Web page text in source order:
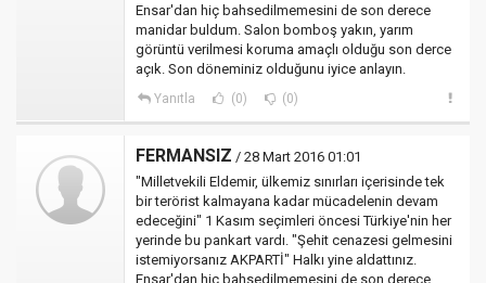
Ensar'dan hiç bahsedilmemesini de son derece
manidar buldum. Salon bomboş yakın, yarım
görüntü verilmesi koruma amaçlı olduğu son derce
açık. Son döneminiz olduğunu iyice anlayın.
Yanıtla (0) (0)
FERMANSIZ / 28 Mart 2016 01:01
"Milletvekili Eldemir, ülkemiz sınırları içerisinde tek
bir terörist kalmayana kadar mücadelenin devam
edeceğini" 1 Kasım seçimleri öncesi Türkiye'nin her
yerinde bu pankart vardı. "Şehit cenazesi gelmesini
istemiyorsanız AKPARTİ" Halkı yine aldattınız.
Ensar'dan hiç bahsedilmemesini de son derece